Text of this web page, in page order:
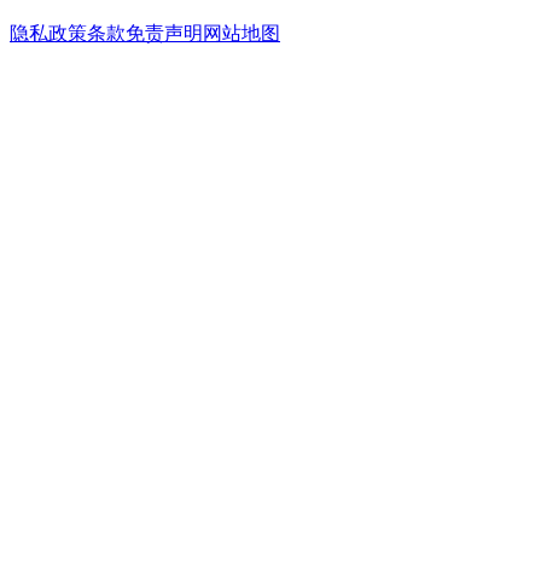
隐私政策条款免责声明 网站地图